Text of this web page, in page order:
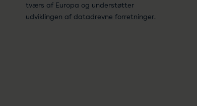
tværs af Europa og understøtter
udviklingen af datadrevne forretninger.